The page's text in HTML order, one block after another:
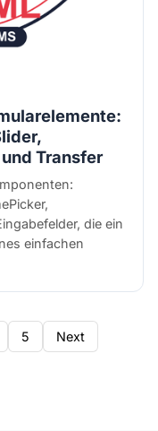
Transfer
die ein
einfachen
5 Next